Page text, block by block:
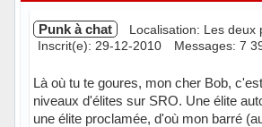
Punk à chat
Localisation: Les deux
Inscrit(e): 29-12-2010
Messages: 7
Là où tu te goures, mon cher Bob,
niveaux d'élites sur SRO. Une élite
une élite proclamée, d'où mon barré